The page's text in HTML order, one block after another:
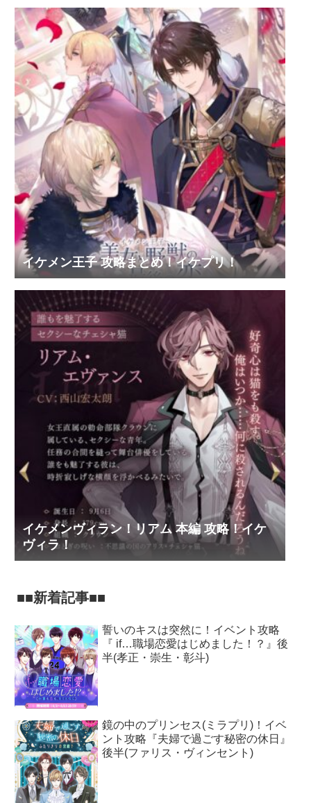
イケメン王子 攻略まとめ！イケプリ！
イケメンヴィラン！リアム 本編 攻略！イケ
ヴィラ！
■■新着記事■■
誓いのキスは突然に！イベント攻略
『 if…職場恋愛はじめました！？』後
半(孝正・崇生・彰斗)
鏡の中のプリンセス(ミラプリ)！イベ
ント攻略『夫婦で過ごす秘密の休日』
後半(ファリス・ヴィンセント)